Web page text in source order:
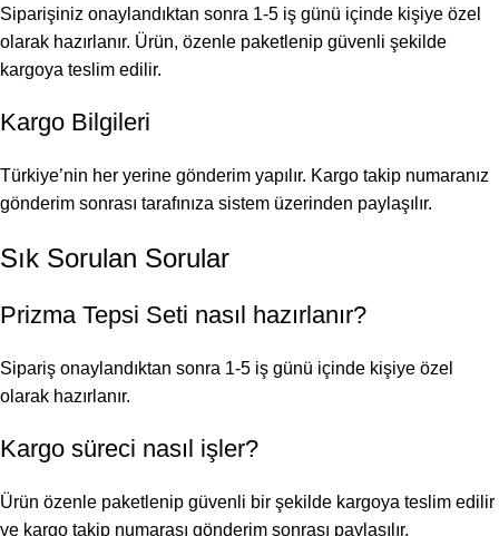
Siparişiniz onaylandıktan sonra 1-5 iş günü içinde kişiye özel
olarak hazırlanır. Ürün, özenle paketlenip güvenli şekilde
kargoya teslim edilir.
Kargo Bilgileri
Türkiye’nin her yerine gönderim yapılır. Kargo takip numaranız
gönderim sonrası tarafınıza sistem üzerinden paylaşılır.
Sık Sorulan Sorular
Prizma Tepsi Seti nasıl hazırlanır?
Sipariş onaylandıktan sonra 1-5 iş günü içinde kişiye özel
olarak hazırlanır.
Kargo süreci nasıl işler?
Ürün özenle paketlenip güvenli bir şekilde kargoya teslim edilir
ve kargo takip numarası gönderim sonrası paylaşılır.